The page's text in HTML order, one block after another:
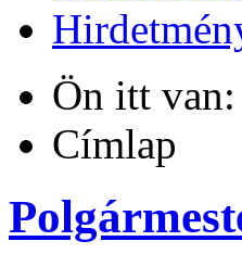
Ön itt van:
Címlap